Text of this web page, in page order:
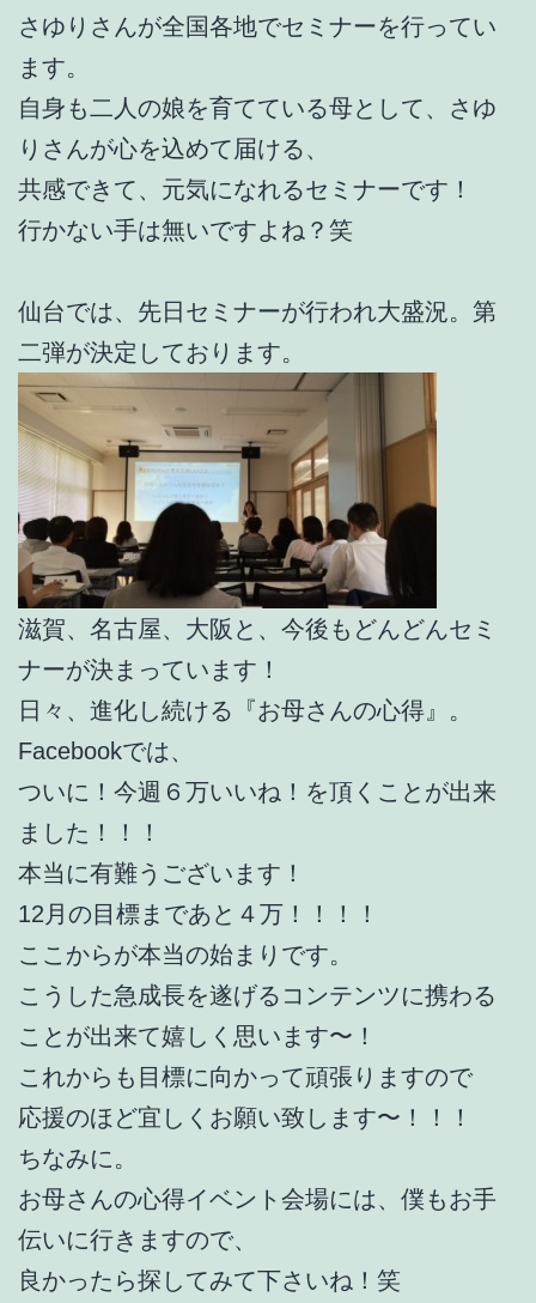
さゆりさんが全国各地でセミナーを行ってい
ます。
自身も二人の娘を育てている母として、さゆ
りさんが心を込めて届ける、
共感できて、元気になれるセミナーです！
行かない手は無いですよね？笑
仙台では、先日セミナーが行われ大盛況。第
二弾が決定しております。
滋賀、名古屋、大阪と、今後もどんどんセミ
ナーが決まっています！
日々、進化し続ける『お母さんの心得』。
Facebookでは、
ついに！今週６万いいね！を頂くことが出来
ました！！！
本当に有難うございます！
12月の目標まであと４万！！！！
ここからが本当の始まりです。
こうした急成長を遂げるコンテンツに携わる
ことが出来て嬉しく思います〜！
これからも目標に向かって頑張りますので
応援のほど宜しくお願い致します〜！！！
ちなみに。
お母さんの心得イベント会場には、僕もお手
伝いに行きますので、
良かったら探してみて下さいね！笑